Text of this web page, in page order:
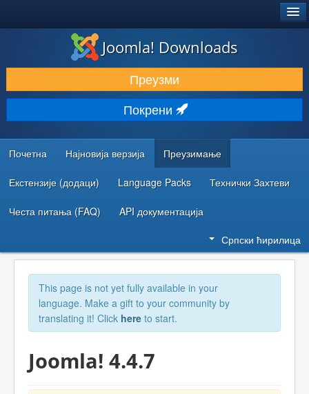
ПРЕУЗИМАЊЕ И ПРОШИРЕЊА (ЕКСТЕНЗИЈЕ)
ОТКРИЈТЕ И НАУЧИТЕ
ЗАЈЕДНИЦА И ПОДРШКА
РЕСУРСИ ЗА РАЗВОЈ
Joomla! Downloads
Преузми
Покрени
Почетна Најновија верзија Преузимање
Екстензије (додаци) Language Packs Технички Захтеви
Честа питања (FAQ) API документација
Српски ћирилица
This page is not yet fully available in your
language. Make a gift to your community by
translating it! Click here to start.
Joomla! 4.4.7